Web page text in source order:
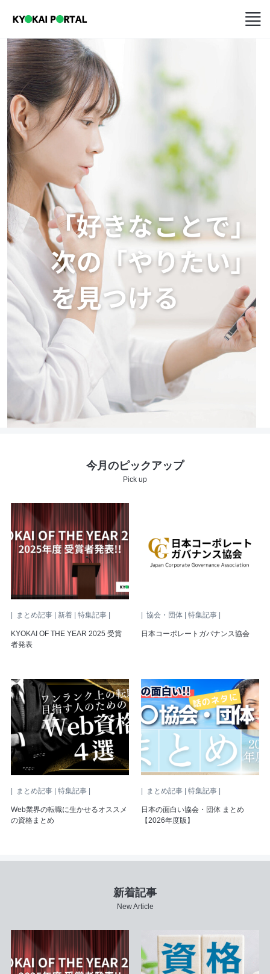
今月のピックアップ
Pick up
| まとめ記事 | 新着 | 特集記事 |
KYOKAI OF THE YEAR 2025 受賞
者発表
| 協会・団体 | 特集記事 |
日本コーポレートガバナンス協会
| まとめ記事 | 特集記事 |
Web業界の転職に生かせるオススメ
の資格まとめ
| まとめ記事 | 特集記事 |
日本の面白い協会・団体 まとめ
【2026年度版】
新着記事
New Article